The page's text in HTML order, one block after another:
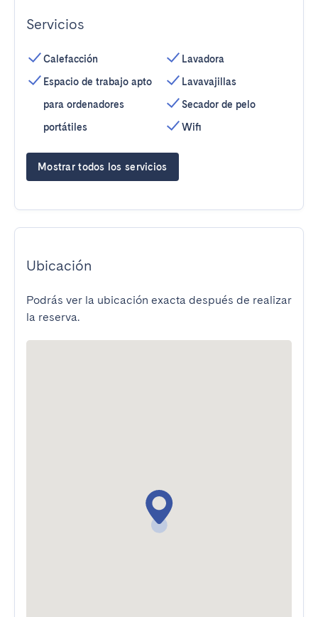
Servicios
Calefacción
Espacio de trabajo apto
para ordenadores
portátiles
Lavadora
Lavavajillas
Secador de pelo
Wifi
Mostrar todos los servicios
Ubicación
Podrás ver la ubicación exacta después de realizar
la reserva.